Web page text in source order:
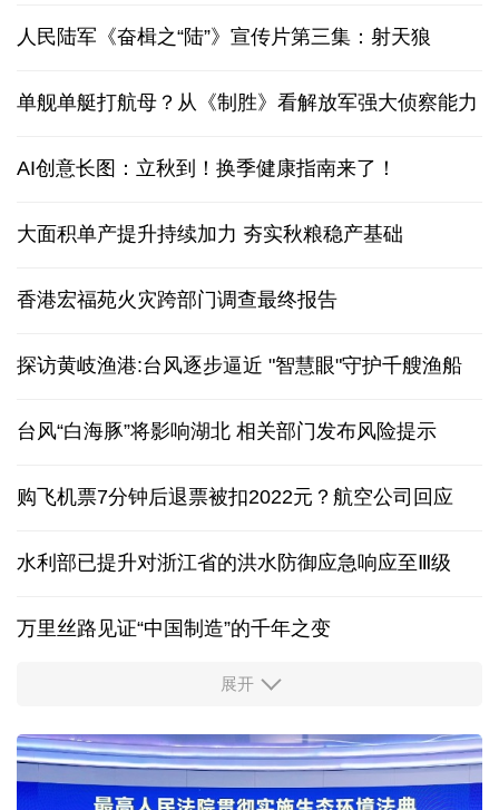
人民陆军《奋楫之“陆”》宣传片第三集：射天狼
单舰单艇打航母？从《制胜》看解放军强大侦察能力
AI创意长图：立秋到！换季健康指南来了！
大面积单产提升持续加力 夯实秋粮稳产基础
香港宏福苑火灾跨部门调查最终报告
探访黄岐渔港:台风逐步逼近 "智慧眼"守护千艘渔船
台风“白海豚”将影响湖北 相关部门发布风险提示
购飞机票7分钟后退票被扣2022元？航空公司回应
水利部已提升对浙江省的洪水防御应急响应至Ⅲ级
万里丝路见证“中国制造”的千年之变
服务实体经济 财政金融打出“组合拳”
美媒:多场景低成本应用 中国让AI变得更具实用价值
展开